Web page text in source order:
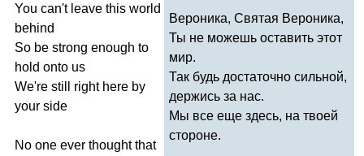
You can't leave this world
behind
So be strong enough to
hold onto us
We're still right here by
your side
No one ever thought that
Вероника, Святая Вероника,
Ты не можешь оставить этот
мир.
Так будь достаточно сильной,
держись за нас.
Мы все еще здесь, на твоей
стороне.